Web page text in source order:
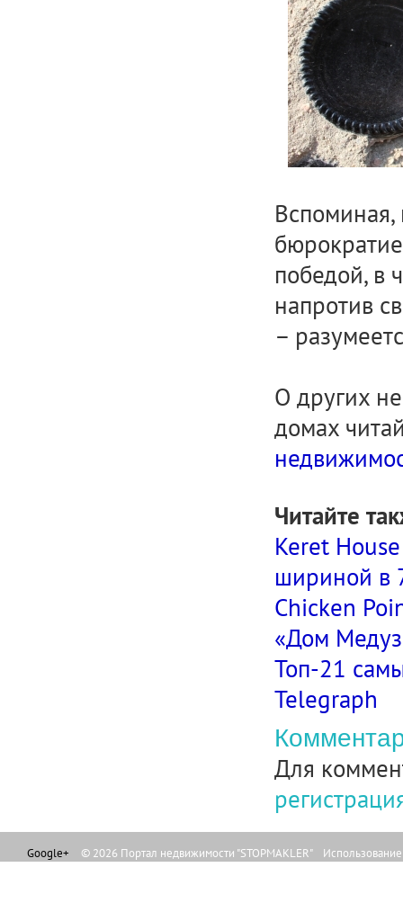
Вспоминая,
победой, в
напротив
–
О других
домах
Читайте
Keret
шириной в
Chicken
«Дом
Топ-21
Telegraph
Для
Google+ © 2026 Портал недвижимости "STOPMAKLER"